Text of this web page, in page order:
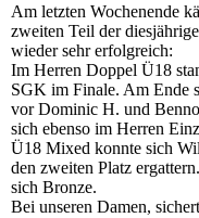
Am letzten Wochenende
zweiten Teil der
wieder sehr erfolgreich:
Im Herren Doppel Ü18
SGK im Finale. Am Ende
vor Dominic H. und
sich ebenso im Herren
Ü18 Mixed konnte sich
den zweiten Platz
sich Bronze.
Bei unseren Damen,